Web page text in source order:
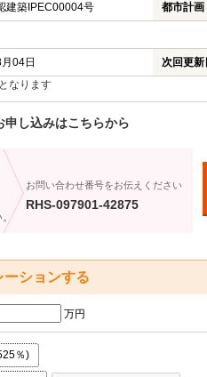
建築IPEC00004号 都市計画
04日 次回更新
なります
申し込みはこちらから
。
お問い合わせ番号をお伝えください
RHS-097901-42875
ーションする
万円
％)